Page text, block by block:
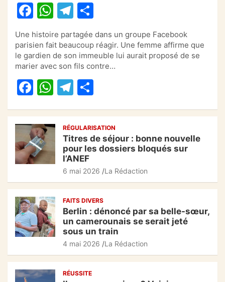
F
a
c
e
b
o
o
k
W
at
s
A
p
p
T
el
e
gr
a
m
ar
ta
g
er
Une histoire partagée dans un groupe Facebook
parisien fait beaucoup réagir. Une femme affirme que
le gardien de son immeuble lui aurait proposé de se
marier avec son fils contre…
F
c
e
b
o
o
k
W
at
s
A
p
p
T
gr
a
m
g
er
RÉGULARISATION
Titres de séjour : bonne nouvelle
pour les dossiers bloqués sur
l’ANEF
6 mai 2026 La Rédaction
FAITS DIVERS
Berlin : dénoncé par sa belle-sœur,
un camerounais se serait jeté
sous un train
4 mai 2026 La Rédaction
RÉUSSITE